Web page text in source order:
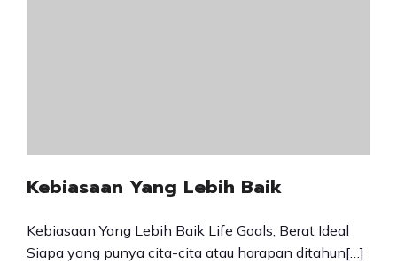
Kebiasaan Yang Lebih Baik
Kebiasaan Yang Lebih Baik Life Goals, Berat Ideal
Siapa yang punya cita-cita atau harapan ditahun[…]